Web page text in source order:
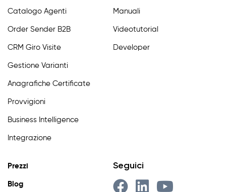
Catalogo Agenti
Order Sender B2B
CRM Giro Visite
Gestione Varianti
Anagrafiche Certificate
Provvigioni
Business Intelligence
Integrazione
Manuali
Videotutorial
Developer
Prezzi
Blog
Seguici